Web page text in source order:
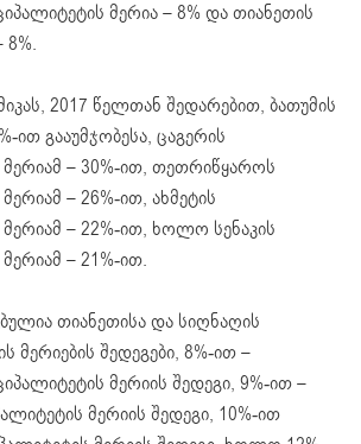
მერია – 8% და თიანეთის
8%.
2017 წელთან შედარებით, ბათუმის
ით გააუმჯობესა, ცაგერის
მერიამ – 30%-ით, თეთრიწყაროს
– 26%-ით, ახმეტის
– 22%-ით, ხოლო სენაკის
– 21%-ით.
თიანეთისა და სიღნაღის
მერიების შედეგები, 8%-ით –
მერიის შედეგი, 9%-ით –
მერიის შედეგი, 10%-ით